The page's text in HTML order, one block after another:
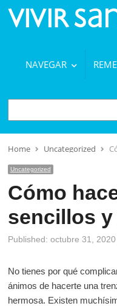
NAVEGAR
BUSCAR
Home Uncategorized
Uncategorized
Cómo
sencillos
Published: octubre 31, 2020
No tienes por qué
ánimos de hacerte una
hermosa. Existen